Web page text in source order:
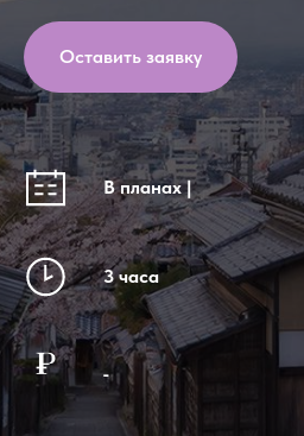
Оставить заявку
В планах |
3 часа
_